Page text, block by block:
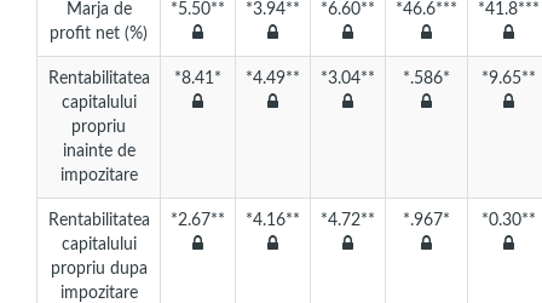
Marja de
profit net (%)
*5.50** *3.94** *6.60** *46.6*** *41.8***
Rentabilitatea
capitalului
propriu
inainte de
impozitare
*8.41* *4.49** *3.04** *.586* *9.65**
Rentabilitatea
capitalului
propriu dupa
impozitare
*2.67** *4.16** *4.72** *.967* *0.30**